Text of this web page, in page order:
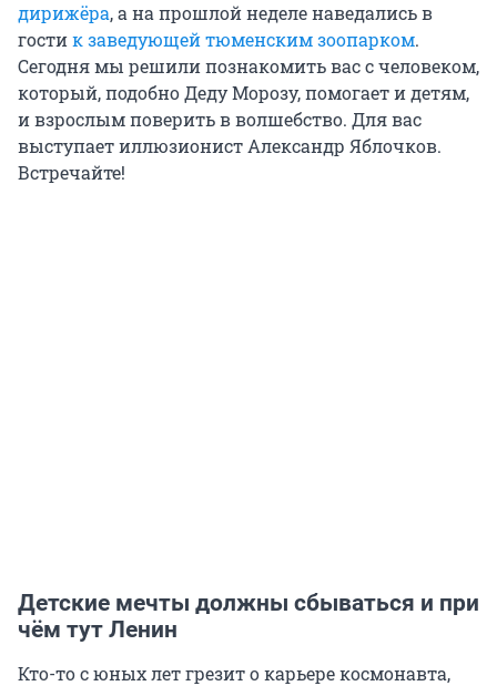
дирижёра, а на прошлой неделе наведались в
гостик заведующей тюменским зоопарком.
Сегодня мы решили познакомить вас с человеком,
который, подобно Деду Морозу, помогает и детям,
и взрослым поверить в волшебство. Для вас
выступает иллюзионист Александр Яблочков.
Встречайте!
Детские мечты должны сбываться и при
чём тут Ленин
Кто-то с юных лет грезит о карьере космонавта,